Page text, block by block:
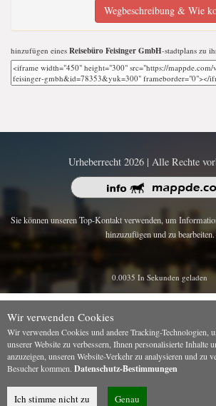
Wegbeschreibung & Wie
hinzufügen eines Reisebüro Feisinger GmbH-stadtplans zu
Urheberrecht 2026 | Alle Rechte
Sie können unseren Top-Kontakt verwenden, um
hinzuzufügen und zu bearbeiten.
0.0035 In Sekunden geladen
Wir verwenden Cookies
Wir verwenden Cookies und andere Tracking-Technologien,
unserer Website zu verbessern, Ihnen personalisierte Inhalte
anzuzeigen, unseren Website-Verkehr zu analysieren und zu
Besucher kommen. Datenschutz-Bestimmungen
Ich stimme nicht zu Genau